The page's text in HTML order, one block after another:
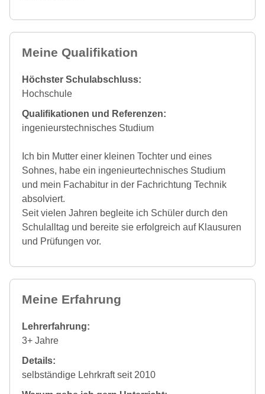
Meine Qualifikation
Höchster Schulabschluss:
Hochschule
Qualifikationen und Referenzen:
ingenieurstechnisches Studium
Ich bin Mutter einer kleinen Tochter und eines
Sohnes, habe ein ingenieurtechnisches Studium
und mein Fachabitur in der Fachrichtung Technik
absolviert.
Seit vielen Jahren begleite ich Schüler durch den
Schulalltag und bereite sie erfolgreich auf Klausuren
und Prüfungen vor.
Meine Erfahrung
Lehrerfahrung:
3+ Jahre
Details:
selbständige Lehrkraft seit 2010